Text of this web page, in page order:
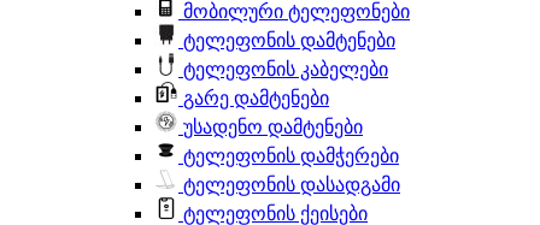
მობილური ტელეფონები
ტელეფონის დამტენები
ტელეფონის კაბელები
გარე დამტენები
უსადენო დამტენები
ტელეფონის დამჭერები
ტელეფონის დასადგამი
ტელეფონის ქეისები